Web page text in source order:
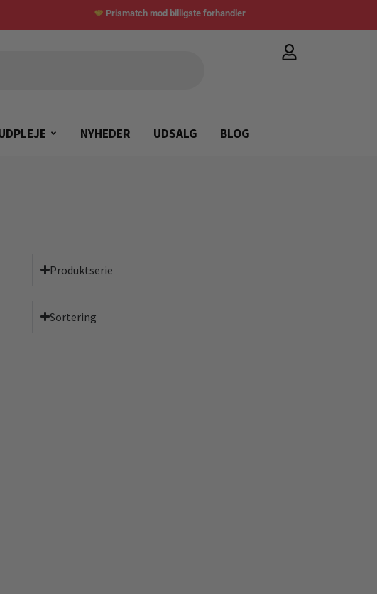
Prismatch mod billigste forhandler
NYHEDER UDSALG BLOG
Produktserie
Sortering